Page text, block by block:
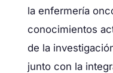
la enfermería
conocimientos
de la
junto con la